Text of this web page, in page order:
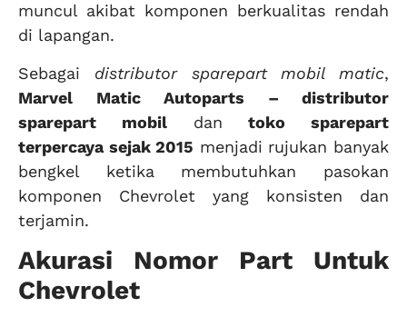
muncul akibat komponen berkualitas rendah
di lapangan.
Sebagai distributor sparepart mobil matic,
Marvel Matic Autoparts – distributor
sparepart mobildantoko sparepart
terpercaya sejak 2015 menjadi rujukan banyak
bengkel ketika membutuhkan pasokan
komponen Chevrolet yang konsisten dan
terjamin.
Akurasi Nomor Part Untuk
Chevrolet